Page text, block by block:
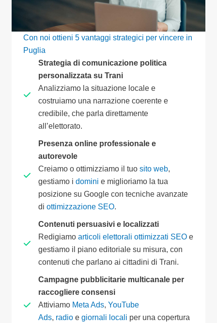
Con noi ottieni 5 vantaggi strategici per vincere in
Puglia
Strategia di comunicazione politica
personalizzata su Trani
Analizziamo la situazione locale e
costruiamo una narrazione coerente e
credibile, che parla direttamente
all’elettorato.
Presenza online professionale e
autorevole
Creiamo o ottimizziamo il tuo sito web,
gestiamo i domini e miglioriamo la tua
posizione su Google con tecniche avanzate
di ottimizzazione SEO.
Contenuti persuasivi e localizzati
Redigiamo articoli elettorali ottimizzati SEO e
gestiamo il piano editoriale su misura, con
contenuti che parlano ai cittadini di Trani.
Campagne pubblicitarie multicanale per
raccogliere consensi
Attiviamo Meta Ads, YouTube
Ads, radio e giornali locali per una copertura